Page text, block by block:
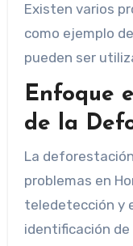
Existen varios
como ejemplo
pueden ser
Enfoque
de la
La
problemas en
teledetección y
identificación